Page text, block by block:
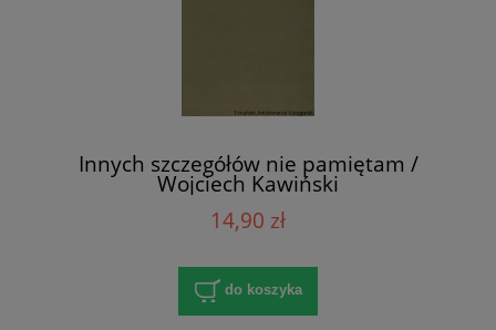
Innych szczegółów nie pamiętam /
Wojciech Kawiński
14,90 zł
do koszyka